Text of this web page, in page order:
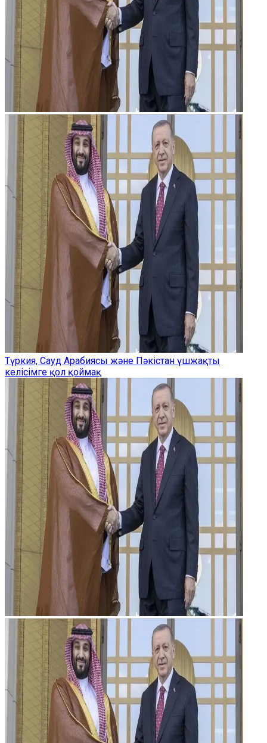
Түркия, Сауд Арабиясы және Пәкістан үшжақты
келісімге қол қоймақ